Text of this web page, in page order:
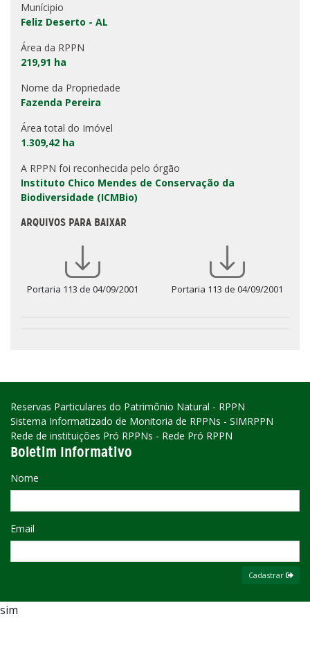
Munícipio
Feliz Deserto - AL
Área da RPPN
219,91 ha
Nome da Propriedade
Fazenda Pereira
Área total do Imóvel
1.309,42 ha
A RPPN foi reconhecida pelo órgão
Instituto Chico Mendes de Conservação da
Biodiversidade (ICMBio)
ARQUIVOS PARA BAIXAR
Portaria 113 de 04/09/2001 Portaria 113 de 04/09/2001
Reservas Particulares do Patrimônio Natural - RPPN
Sistema Informatizado de Monitoria de RPPNs - SIMRPPN
Rede de instituições Pró RPPNs - Rede Pró RPPN
Boletim Informativo
Nome
Email
Cadastrar
sim